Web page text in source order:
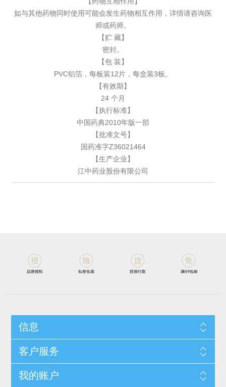
如与其他药物同时使用可能会发生药物相互作用，详情请咨询医
师或药师。
【贮 藏】
密封。
【包 装】
PVC铝箔，每板装12片，每盒装3板。
【有效期】
24 个月
【执行标准】
中国药典2010年版一部
【批准文号】
国药准字Z36021464
【生产企业】
江中药业股份有限公司
信息
客户服务
我的账户